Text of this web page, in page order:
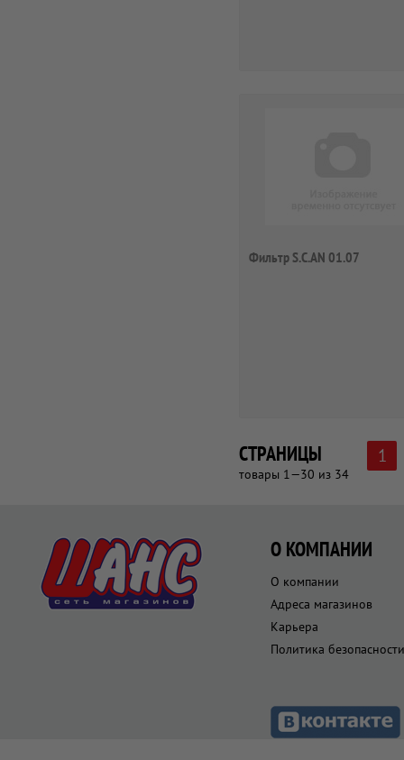
Фильтр S.C.AN 01.07
СТРАНИЦЫ
товары 1—30 из 34
1
О КОМПАНИИ
О компании
Адреса магазинов
Карьера
Политика безопасности